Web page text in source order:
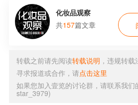
化妆品观察
共157篇文章
转载之前请先阅读转载说明 ，违规转
寻求报道或合作，请点击这里
如果您加入壹览的讨论群，请联系我们
star_3979)